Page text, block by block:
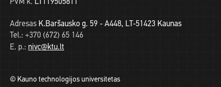
PVM k. LT119505811
Adresas K.Baršausko g. 59 - A448, LT-51423 Kaunas
Tel.: +370 (672) 65 146
E. p.: nivc@ktu.lt
© Kauno technologijos universitetas